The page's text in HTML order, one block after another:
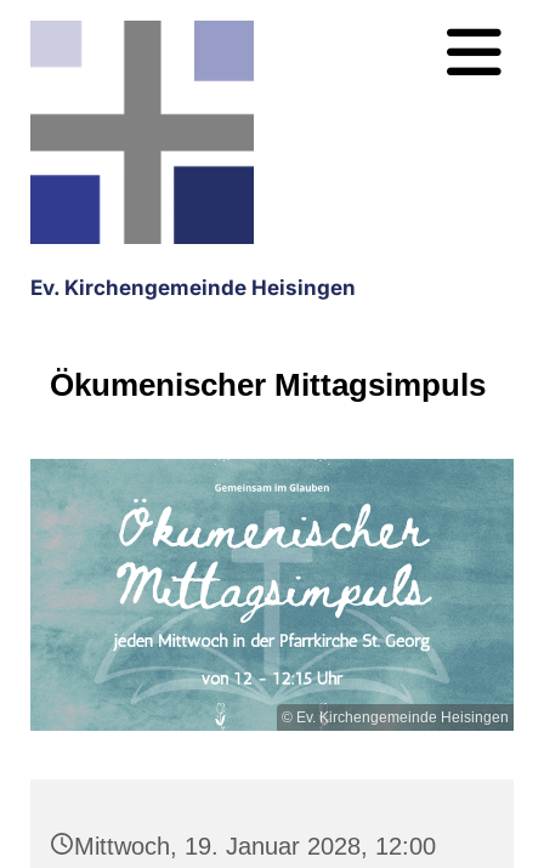
Ev. Kirchengemeinde Heisingen
Ökumenischer Mittagsimpuls
© Ev. Kirchengemeinde Heisingen
Mittwoch, 19. Januar 2028, 12:00